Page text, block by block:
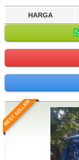
HARGA
BEST SELLER